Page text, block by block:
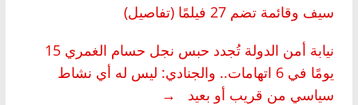
سيف وقائمة تضم 27 فيلمًا (تفاصيل)
نيابة أمن الدولة تُجدد حبس نجل حسام الغمري 15
يومًا في 6 اتهامات.. والجنادي: ليس له أي نشاط
سياسي من قريب أو بعيد
→